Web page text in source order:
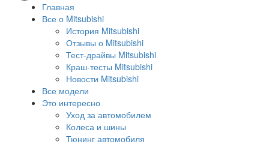
Главная
Все о Mitsubishi
История Mitsubishi
Отзывы о Mitsubishi
Тест-драйвы Mitsubishi
Краш-тесты Mitsubishi
Новости Mitsubishi
Все модели
Это интересно
Уход за автомобилем
Колеса и шины
Тюнинг автомобиля